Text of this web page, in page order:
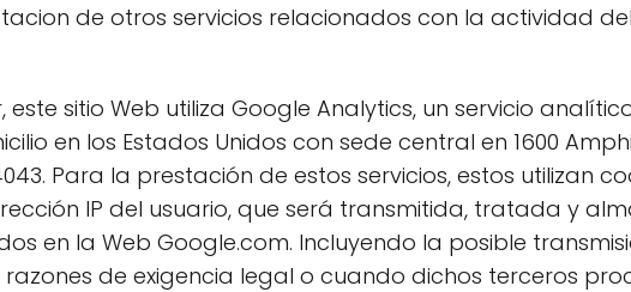
de otros servicios relacionados con la actividad
este sitio Web utiliza Google Analytics, un servicio
en los Estados Unidos con sede central en 1600
Para la prestación de estos servicios, estos utilizan
IP del usuario, que será transmitida, tratada y
en la Web Google.com. Incluyendo la posible
de exigencia legal o cuando dichos terceros